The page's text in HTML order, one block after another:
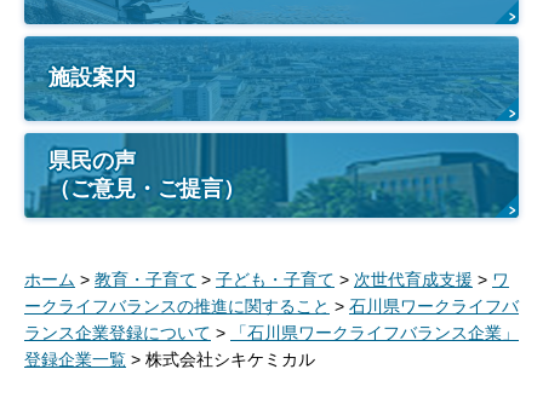
施設案内
県民の声
（ご意見・ご提言）
ホーム > 教育・子育て > 子ども・子育て > 次世代育成支援 > ワ
ークライフバランスの推進に関すること > 石川県ワークライフバ
ランス企業登録について >
「石川県ワークライフバランス企業」
登録企業一覧 > 株式会社シキケミカル